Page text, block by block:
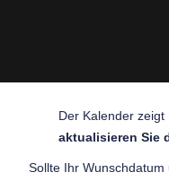
Der Kalender zeigt
aktualisieren Sie
Sollte Ihr